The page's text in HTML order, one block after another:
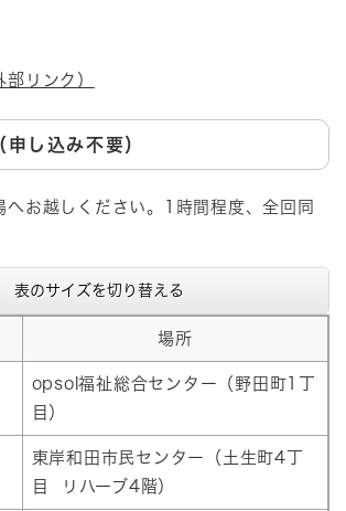
リンク）
し込み不要）
へお越しください。1時間程度、全回同
表のサイズを切り替える
場所
opsol福祉総合センター（野田町1丁
目）
東岸和田市民センター（土生町4丁
目 リハーブ4階）